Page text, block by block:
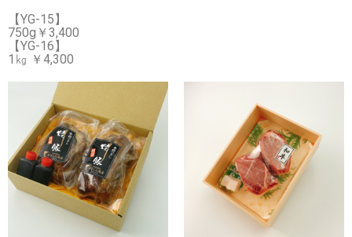
【YG-15】
750g￥3,400
【YG-16】
1㎏ ￥4,300